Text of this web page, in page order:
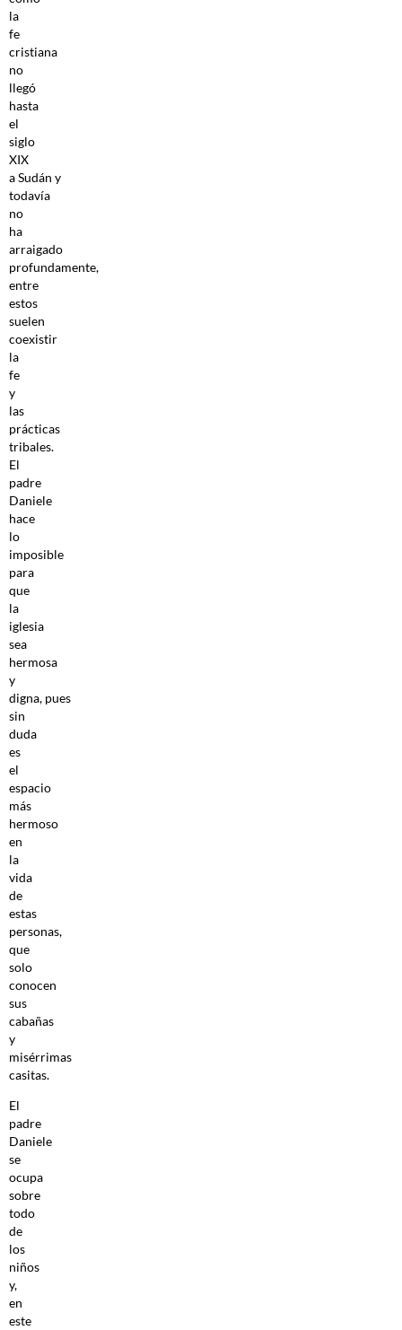
la
fe
cristiana
no
llegó
hasta
el
siglo
XIX
a Sudán y
todavía
no
ha
arraigado
profundamente,
entre
estos
suelen
coexistir
la
fe
y
las
prácticas
tribales.
El
padre
Daniele
hace
lo
imposible
para
que
la
iglesia
sea
hermosa
y
digna, pues
sin
duda
es
el
espacio
más
hermoso
en
la
vida
de
estas
personas,
que
solo
conocen
sus
cabañas
y
misérrimas
casitas.
El
padre
Daniele
se
ocupa
sobre
todo
de
los
niños
y,
en
este